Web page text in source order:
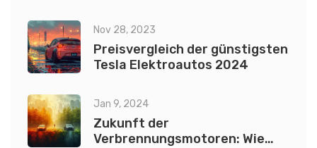
Nov 28, 2023
Preisvergleich der günstigsten
Tesla Elektroautos 2024
Jan 9, 2024
Zukunft der
Verbrennungsmotoren: Wie